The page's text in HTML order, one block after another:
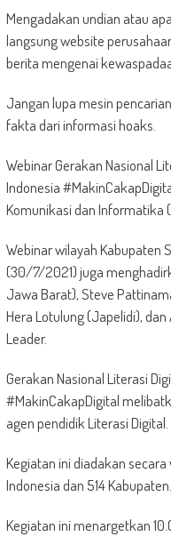
Mengadakan undian atau
langsung website
berita mengenai
Jangan lupa mesin
fakta dari informasi hoaks.
Webinar Gerakan Nasional
Indonesia
Komunikasi dan Informatika
Webinar wilayah Kabupaten
(30/7/2021) juga
Jawa Barat), Steve
Hera Lotulung (Japelidi), dan
Leader.
Gerakan Nasional Literasi
#MakinCakapDigital
agen pendidik Literasi Digital.
Kegiatan ini diadakan
Indonesia dan 514 Kabupaten.
Kegiatan ini menargetkan